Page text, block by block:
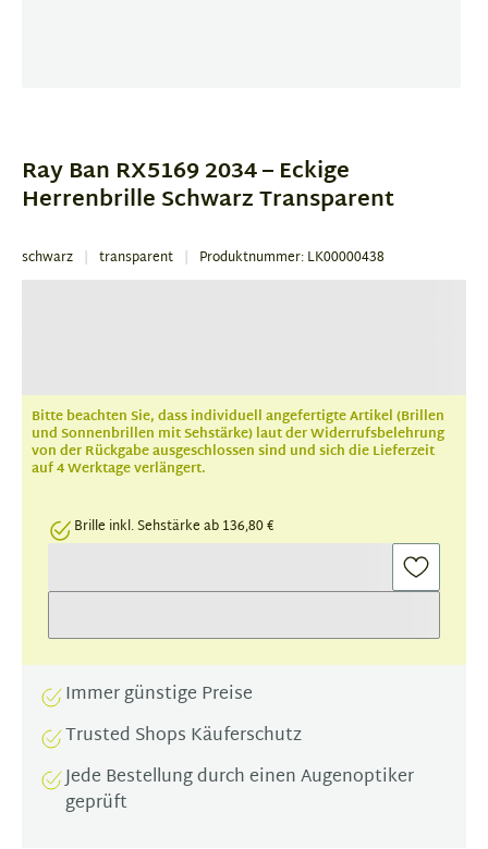
1
Ray Ban RX5169 2034 – Eckige
Herrenbrille Schwarz Transparent
schwarz transparent Produktnummer: LK00000438
Bitte beachten Sie, dass individuell angefertigte Artikel (Brillen
und Sonnenbrillen mit Sehstärke) laut der Widerrufsbelehrung
von der Rückgabe ausgeschlossen sind und sich die Lieferzeit
auf 4 Werktage verlängert.
Brille inkl. Sehstärke ab 136,80 €
Immer günstige Preise
Trusted Shops Käuferschutz
Jede Bestellung durch einen Augenoptiker
geprüft